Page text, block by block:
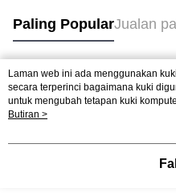
Paling PopularJualan
Tag Popular
Laman web ini ada menggunakan
secara terperinci bagaimana kuki
untuk mengubah tetapan kuki
menggunakan kuki di komputer
mengetahui secara terperinci
mahu menggunakan kuki di
Butiran >